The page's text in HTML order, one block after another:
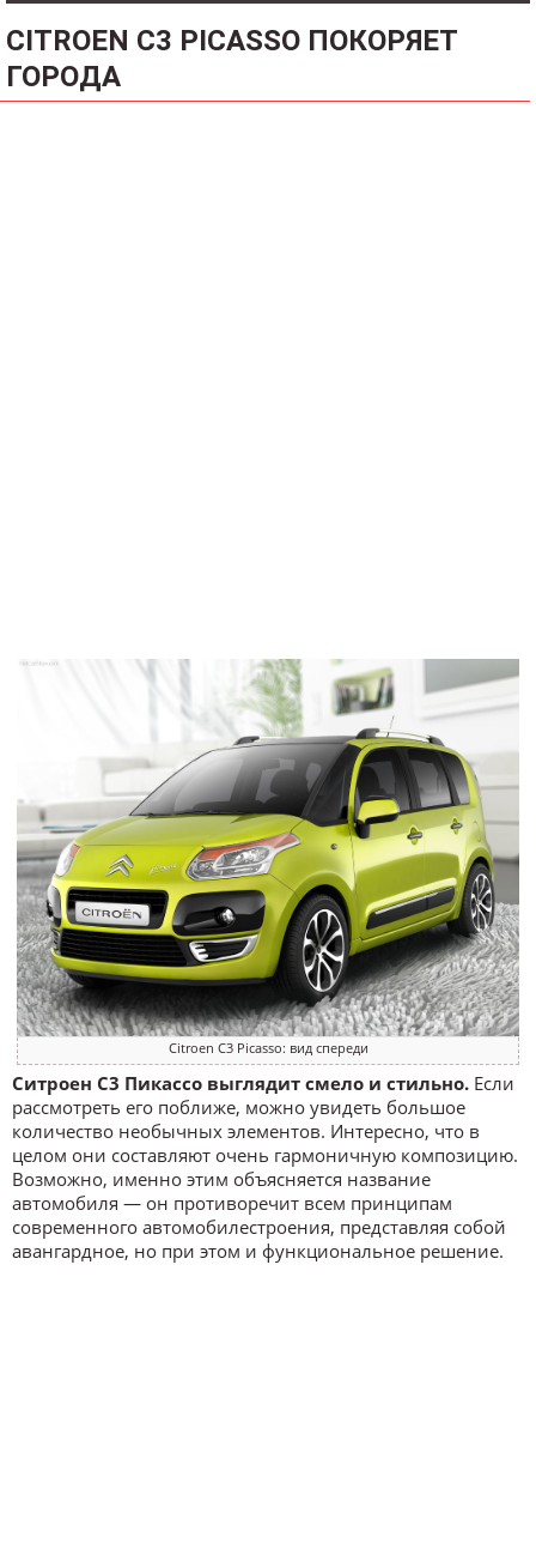
CITROEN C3 PICASSO ПОКОРЯЕТ
ГОРОДА
Citroen C3 Picasso: вид спереди
Ситроен С3 Пикассо выглядит смело и стильно. Если
рассмотреть его поближе, можно увидеть большое
количество необычных элементов. Интересно, что в
целом они составляют очень гармоничную композицию.
Возможно, именно этим объясняется название
автомобиля — он противоречит всем принципам
современного автомобилестроения, представляя собой
авангардное, но при этом и функциональное решение.